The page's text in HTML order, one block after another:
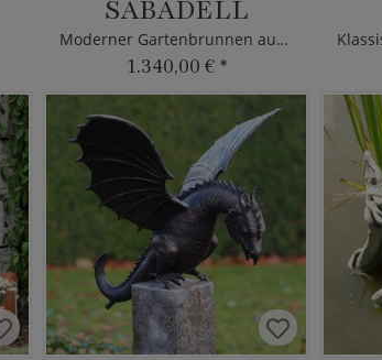
SABADELL
Moderner Gartenbrunnen aus Metall
1.340,00 € *